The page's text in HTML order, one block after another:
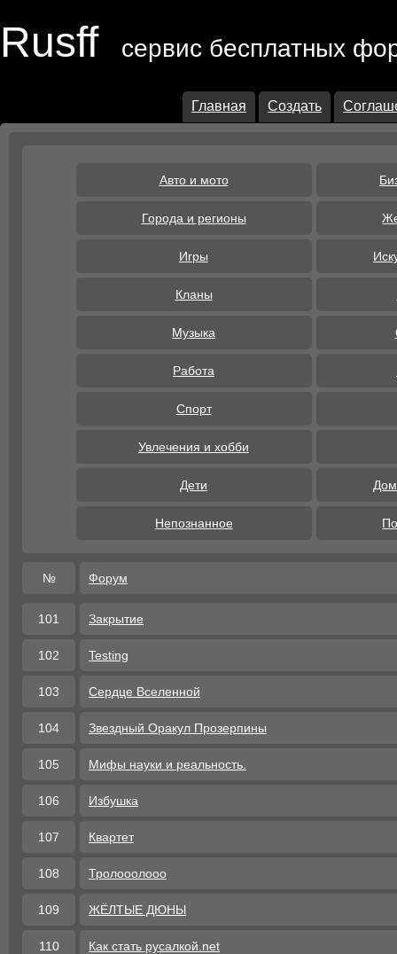
Rusff сервис бесплатных
Главная Создать
Авто и мото
Города и регионы
Игры
Кланы
Музыка
Работа
Спорт
Увлечения и хобби
Дети
Непознанное
№ Форум
101 Закрытие
102 Testing
103 Сердце Вселенной
104 Звездный Оракул Прозерпины
105 Мифы науки и реальность.
106 Избушка
107 Квартет
108 Трoлoоолооо
109 ЖЁЛТЫЕ ДЮНЫ
110
Как стать русалкой.net